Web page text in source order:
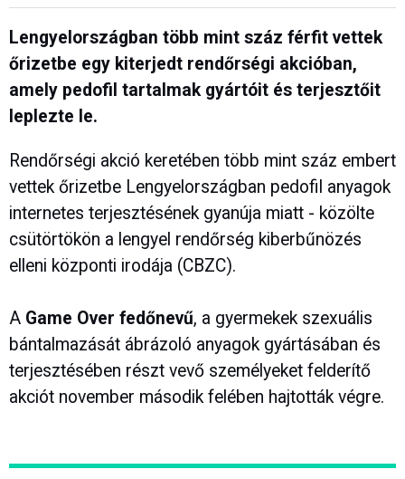
Lengyelországban több mint száz férfit vettek
őrizetbe egy kiterjedt rendőrségi akcióban,
amely pedofil tartalmak gyártóit és terjesztőit
leplezte le.
Rendőrségi akció keretében több mint száz embert
vettek őrizetbe Lengyelországban pedofil anyagok
internetes terjesztésének gyanúja miatt - közölte
csütörtökön a lengyel rendőrség kiberbűnözés
elleni központi irodája (CBZC).
A Game Over fedőnevű, a gyermekek szexuális
bántalmazását ábrázoló anyagok gyártásában és
terjesztésében részt vevő személyeket felderítő
akciót november második felében hajtották végre.